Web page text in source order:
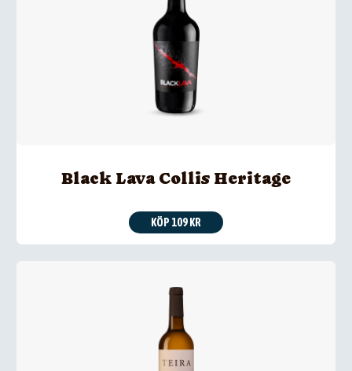
Black Lava Collis Heritage
KÖP 109 KR